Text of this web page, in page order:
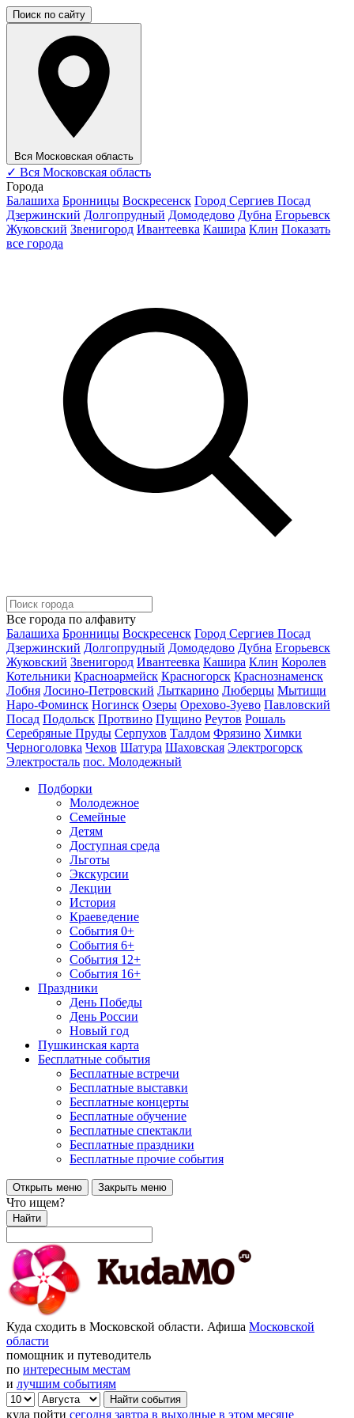
Поиск по сайту
Вся Московская область
✓ Вся Московская область
Города
Балашиха Бронницы Воскресенск Город Сергиев Посад
Дзержинский Долгопрудный Домодедово Дубна Егорьевск
Жуковский Звенигород Ивантеевка Кашира Клин Показать
все города
Все города по алфавиту
Балашиха Бронницы Воскресенск Город Сергиев Посад
Дзержинский Долгопрудный Домодедово Дубна Егорьевск
Жуковский Звенигород Ивантеевка Кашира Клин Королев
Котельники Красноармейск Красногорск Краснознаменск
Лобня Лосино-Петровский Лыткарино Люберцы Мытищи
Наро-Фоминск Ногинск Озеры Орехово-Зуево Павловский
Посад Подольск Протвино Пущино Реутов Рошаль
Серебряные Пруды Серпухов Талдом Фрязино Химки
Черноголовка Чехов Шатура Шаховская Электрогорск
Электросталь пос. Молодежный
Подборки
Молодежное
Семейные
Детям
Доступная среда
Льготы
Экскурсии
Лекции
История
Краеведение
События 0+
События 6+
События 12+
События 16+
Праздники
День Победы
День России
Новый год
Пушкинская карта
Бесплатные события
Бесплатные встречи
Бесплатные выставки
Бесплатные концерты
Бесплатные обучение
Бесплатные спектакли
Бесплатные праздники
Бесплатные прочие события
Открыть меню Закрыть меню
Что ищем?
Найти
Куда сходить в Московской области. Афиша Московской
области
помощник и путеводитель
по интересным местам
и лучшим событиям
куда пойти сегодня завтра в выходные в этом месяце